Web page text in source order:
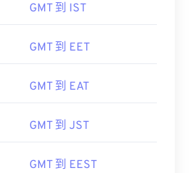
GMT 到 IST
GMT 到 EET
GMT 到 EAT
GMT 到 JST
GMT 到 EEST